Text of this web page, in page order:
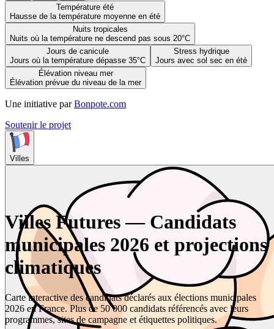
Température été
Hausse de la température moyenne en été
Nuits tropicales
Nuits où la température ne descend pas sous 20°C
Jours de canicule
Jours où la température dépasse 35°C
Stress hydrique
Jours avec sol sec en été
Élévation niveau mer
Élévation prévue du niveau de la mer
Une initiative par Bonpote.com
Soutenir le projet
Villes
Villes Futures — Candidats
municipales 2026 et projections
climatiques
Carte interactive des candidats déclarés aux élections municipales
2026 en France. Plus de 50 000 candidats référencés avec leurs
programmes, sites de campagne et étiquettes politiques.